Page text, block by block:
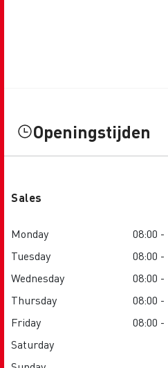
Openingstijden
Sales
Monday
08:00 -
Tuesday
08:00 -
Wednesday
08:00 -
Thursday
08:00 -
Friday
08:00 -
Saturday